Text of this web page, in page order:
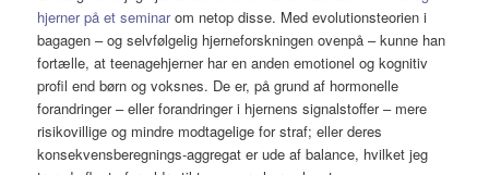
hjerner på et seminarom netop disse. Med evolutionsteorien i
bagagen – og selvfølgelig hjerneforskningen ovenpå – kunne han
fortælle, at teenagehjerner har en anden emotionel og kognitiv
profil end børn og voksnes. De er, på grund af hormonelle
forandringer – eller forandringer i hjernens signalstoffer – mere
risikovillige og mindre modtagelige for straf; eller deres
konsekvensberegnings-aggregat er ude af balance, hvilket jeg